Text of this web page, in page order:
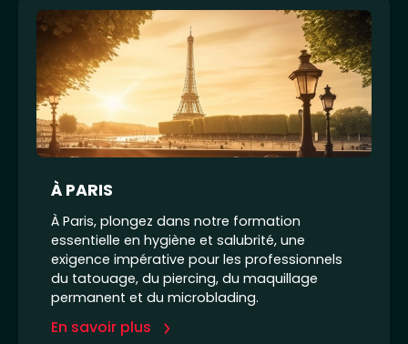
À PARIS
À Paris, plongez dans notre formation
essentielle en hygiène et salubrité, une
exigence impérative pour les professionnels
du tatouage, du piercing, du maquillage
permanent et du microblading.
En savoir plus